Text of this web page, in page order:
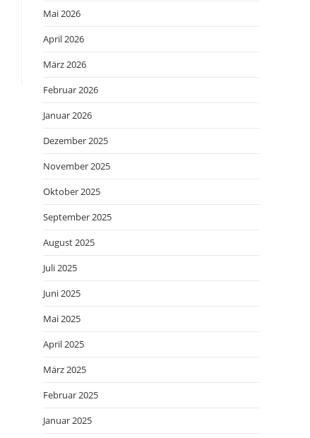
Mai 2026
April 2026
März 2026
Februar 2026
Januar 2026
Dezember 2025
November 2025
Oktober 2025
September 2025
August 2025
Juli 2025
Juni 2025
Mai 2025
April 2025
März 2025
Februar 2025
Januar 2025